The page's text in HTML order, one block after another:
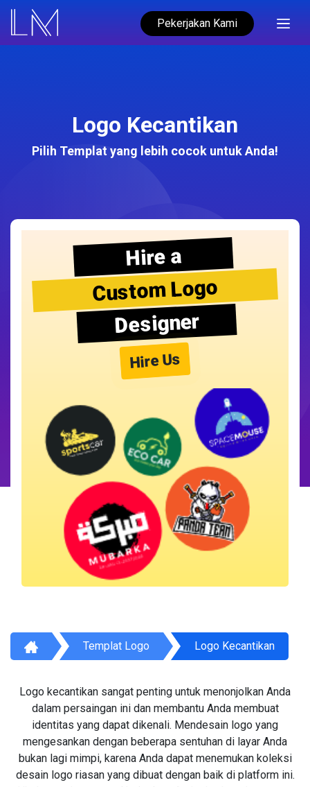
Pekerjakan Kami
Logo Kecantikan
Pilih Templat yang lebih cocok untuk Anda!
Hire a
Custom Logo
Designer
Hire Us
Templat Logo Logo Kecantikan
Logo kecantikan sangat penting untuk menonjolkan Anda
dalam persaingan ini dan membantu Anda membuat
identitas yang dapat dikenali. Mendesain logo yang
mengesankan dengan beberapa sentuhan di layar Anda
bukan lagi mimpi, karena Anda dapat menemukan koleksi
desain logo riasan yang dibuat dengan baik di platform ini.